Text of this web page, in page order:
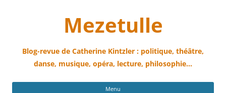
Mezetulle
Blog-revue de Catherine Kintzler : politique, théâtre,
danse, musique, opéra, lecture, philosophie…
Menu